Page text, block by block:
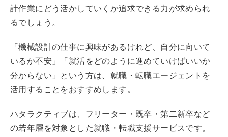
計作業にどう活かしていくか追求できる力が求められ
るでしょう。
「機械設計の仕事に興味があるけれど、自分に向いて
いるか不安」「就活をどのように進めていけばいいか
分からない」という方は、就職・転職エージェントを
活用することをおすすめします。
ハタラクティブは、フリーター・既卒・第二新卒など
の若年層を対象とした就職・転職支援サービスです。